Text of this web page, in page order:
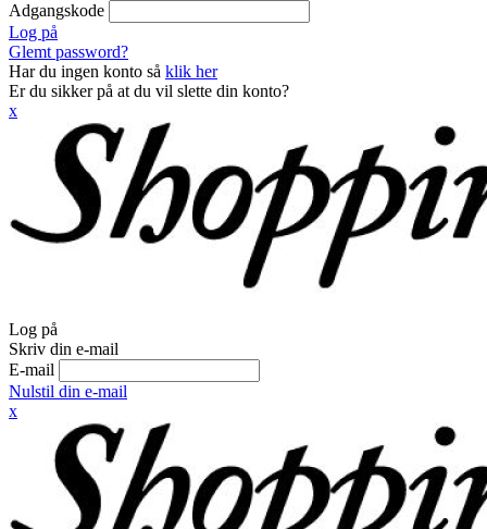
Adgangskode
Log på
Glemt password?
Har du ingen konto så klik her
Er du sikker på at du vil slette din konto?
x
Log på
Skriv din e-mail
E-mail
Nulstil din e-mail
x